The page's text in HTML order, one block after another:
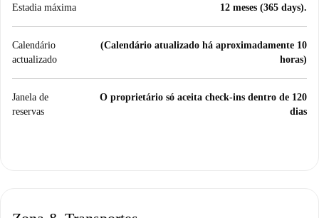
Estadia máxima 12 meses (365 days).
Calendário
actualizado
(Calendário atualizado há aproximadamente 10
horas)
Janela de
reservas
O proprietário só aceita check-ins dentro de 120
dias